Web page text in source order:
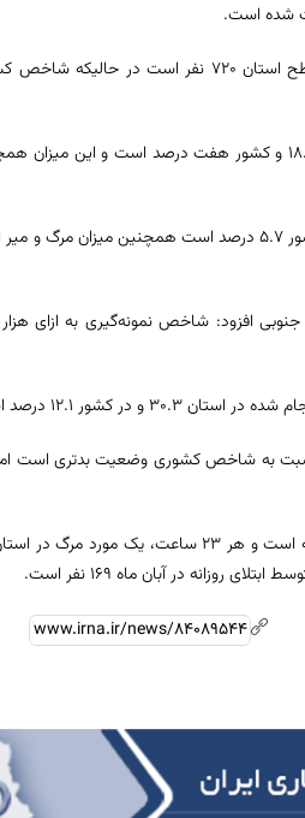
شریف‌زاده افزود: میزان بروز موارد جدید در ۱۰۰ هزار نفر جمعیت ۱۸.۹ و کشور هفت
افزود: شاخص نمونه‌گیری به ازای
کشور ۱۲.۱ درصد است.
نسبت به شاخص کشوری وضعیت بدتری است
وی تصریح کرد: از شروع اپیدمی تا امروز در استان ۲۴۶ روز گذشته است
در آبان ماه ۱۶۹ نفر است.